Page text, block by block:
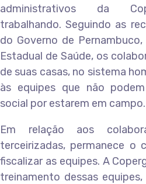
administrativos da
trabalhando. Seguindo as
do Governo de
Estadual de Saúde, os
de suas casas, no sistema
às equipes que não
social por estarem em campo.
Em relação aos
terceirizadas, permanece o
fiscalizar as equipes. A
treinamento dessas